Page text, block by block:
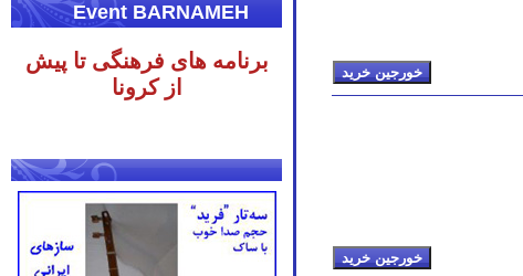
Event BARNAMEH
برنامه های فرهنگی تا پیش
از کرونا